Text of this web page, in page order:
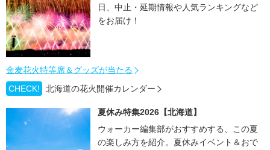
日、中止・延期情報や人気ランキングなど
をお届け！
金麦花火特等席＆グッズが当たる
CHECK!
北海道の花火開催カレンダー
夏休み特集2026【北海道】
ウォーカー編集部がおすすめする、この夏
の楽しみ方を紹介。夏休みイベント＆おで